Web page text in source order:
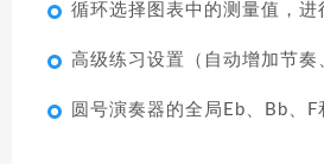
循环选择图表中的测量值，进
高级练习设置（自动增加节奏
圆号演奏器的全局Eb、Bb、F